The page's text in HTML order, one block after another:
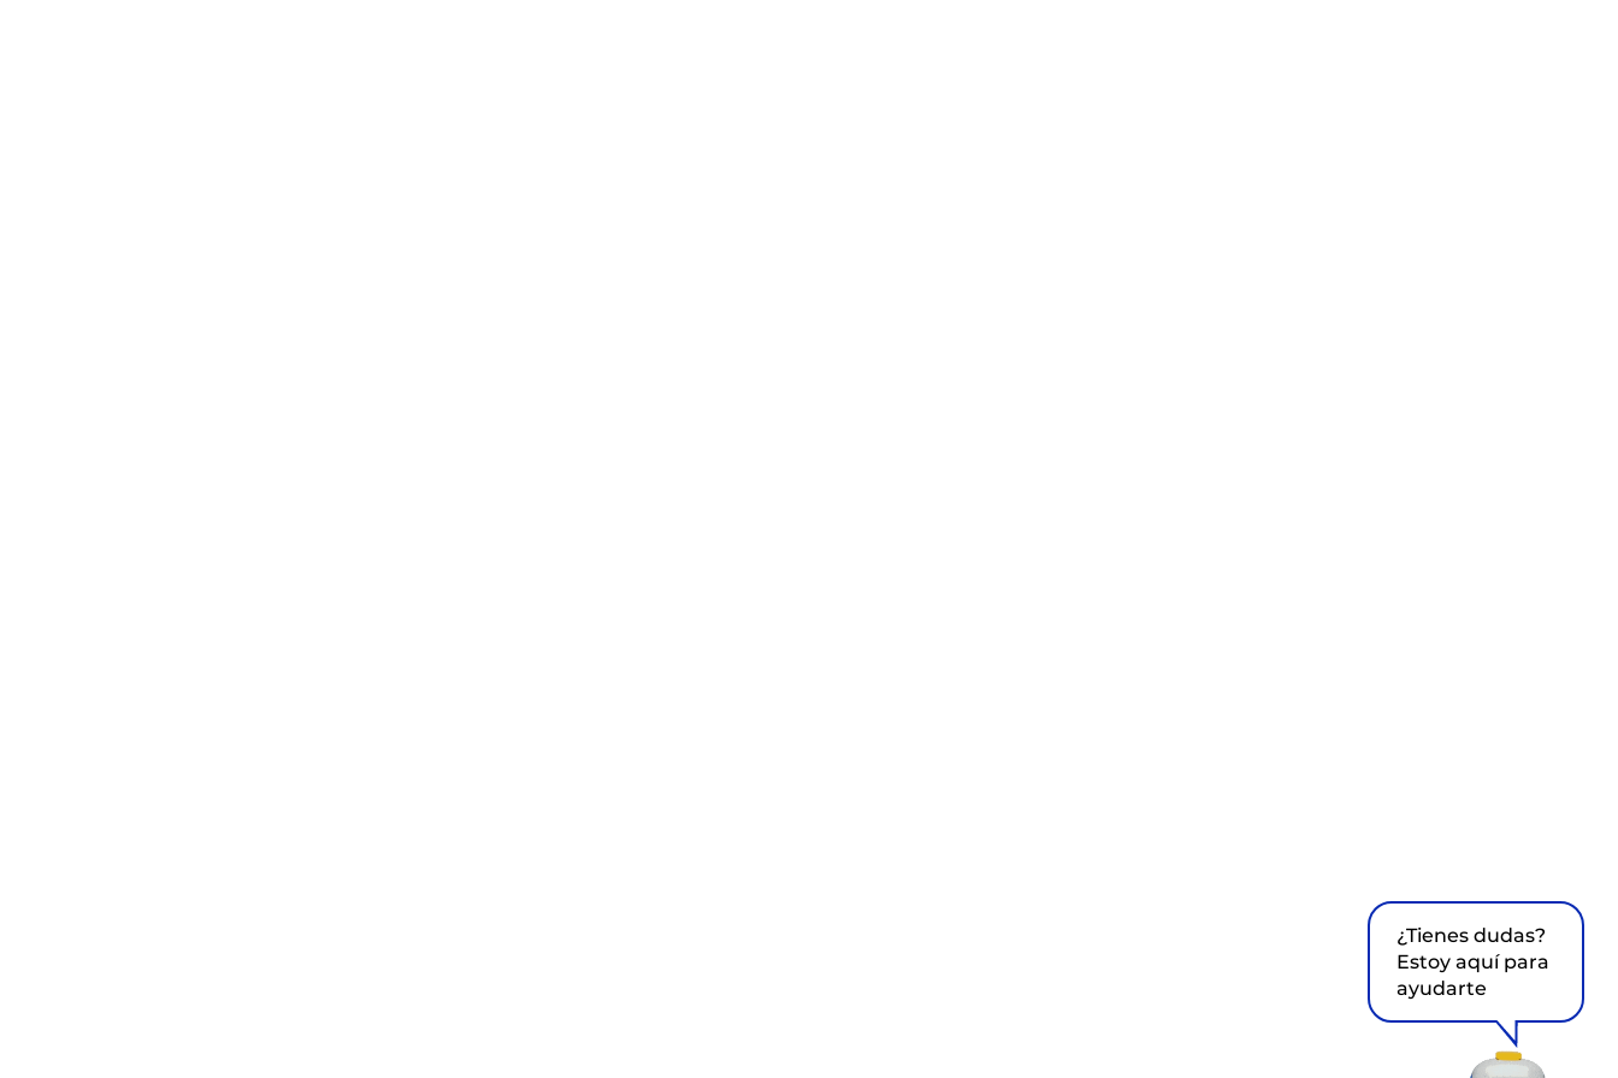
¿Tienes dudas?
Estoy aquí para
ayudarte